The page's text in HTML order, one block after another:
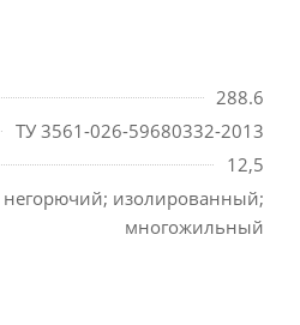
288.6
ТУ 3561-026-59680332-2013
12,5
негорючий; изолированный;
многожильный